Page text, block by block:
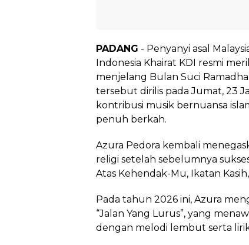
PADANG - Penyanyi asal
Indonesia Khairat KDI resmi
menjelang Bulan Suci
tersebut dirilis pada Jumat, 23
kontribusi musik bernuansa
penuh berkah.
Azura Pedora kembali
religi setelah sebelumnya
Atas Kehendak-Mu, Ikatan
Pada tahun 2026 ini, Azura
“Jalan Yang Lurus”, yang
dengan melodi lembut serta